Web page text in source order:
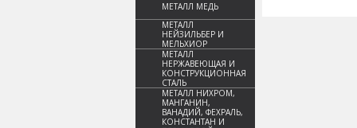
МЕТАЛЛ МЕДЬ
МЕТАЛЛ
НЕЙЗИЛЬБЕР И
МЕЛЬХИОР
МЕТАЛЛ
НЕРЖАВЕЮЩАЯ И
КОНСТРУКЦИОННАЯ
СТАЛЬ
МЕТАЛЛ НИХРОМ,
МАНГАНИН,
ВАНАДИЙ, ФЕХРАЛЬ,
КОНСТАНТАН И